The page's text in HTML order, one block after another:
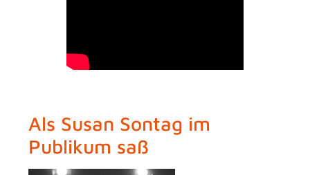
Als Susan Sontag im
Publikum saß